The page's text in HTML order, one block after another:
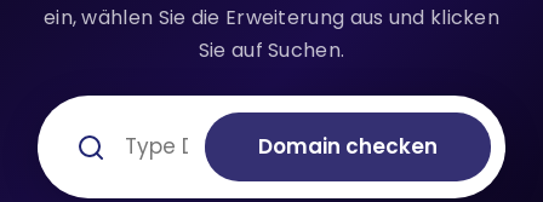
ein, wählen Sie die Erweiterung aus und klicken
Sie auf Suchen.
Domain checken